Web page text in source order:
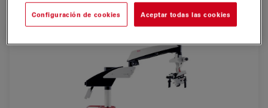
Configuración de cookies Aceptar todas las cookies